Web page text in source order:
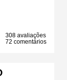
308 avaliações
72 comentários